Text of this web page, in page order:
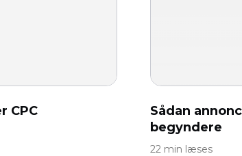
CPC
Sådan
begyndere
22 min læses